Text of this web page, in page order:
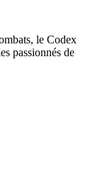
le Codex
passionnés de